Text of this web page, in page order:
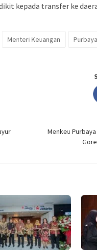
kepada transfer ke
Menteri Keuangan
Menkeu